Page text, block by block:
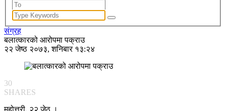
संग्रह
बलात्कारको आरोपमा पक्राउ
२२ जेष्ठ २०७३, शनिबार १३:२४
30
SHARES
महोत्तरी, २२ जेठ ।